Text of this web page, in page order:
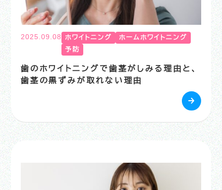
2025.09.08 ホワイトニング
ホームホワイトニング
予防
歯のホワイトニングで歯茎がしみる理由と、
歯茎の黒ずみが取れない理由